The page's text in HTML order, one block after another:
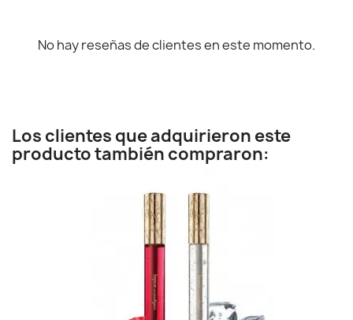
No hay reseñas de clientes en este momento.
Los clientes que adquirieron este
producto también compraron: